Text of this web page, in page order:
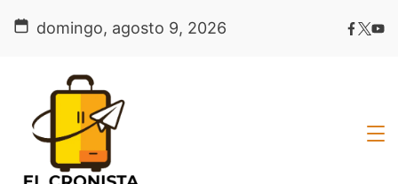
domingo, agosto 9, 2026